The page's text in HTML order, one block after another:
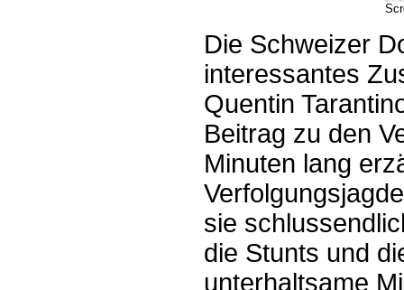
Die Schweizer
interessantes
Quentin
Beitrag zu den
Minuten lang
sie
die Stunts und
unterhaltsame